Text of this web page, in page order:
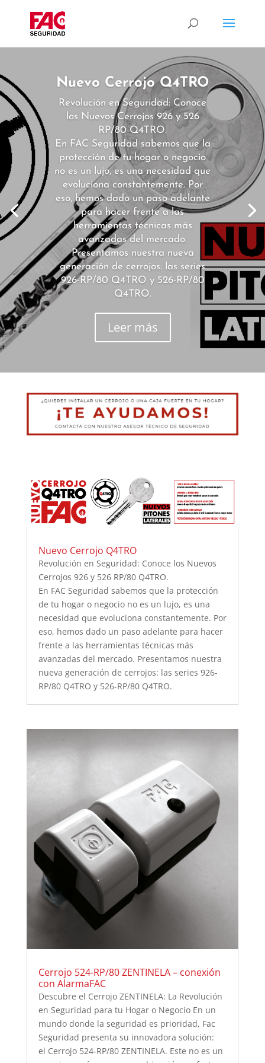
Nuevo Cerrojo Q4TRO
Revolución en Seguridad: Conoce
los Nuevos Cerrojos 926 y 526
RP/80 Q4TRO.
En FAC Seguridad sabemos que la
protección de tu hogar o negocio
no es un lujo, es una necesidad que
evoluciona constantemente. Por
eso, hemos dado un paso adelante
para hacer frente a las
herramientas técnicas más
avanzadas del mercado.
Presentamos nuestra nueva
generación de cerrojos: las series
926-RP/80 Q4TRO y 526-RP/80
Q4TRO.
Leer más
Nuevo Cerrojo Q4TRO
Revolución en Seguridad: Conoce los Nuevos
Cerrojos 926 y 526 RP/80 Q4TRO.
En FAC Seguridad sabemos que la protección
de tu hogar o negocio no es un lujo, es una
necesidad que evoluciona constantemente. Por
eso, hemos dado un paso adelante para hacer
frente a las herramientas técnicas más
avanzadas del mercado. Presentamos nuestra
nueva generación de cerrojos: las series 926-
RP/80 Q4TRO y 526-RP/80 Q4TRO.
Cerrojo 524-RP/80 ZENTINELA – conexión
con AlarmaFAC
Descubre el Cerrojo ZENTINELA: La Revolución
en Seguridad para tu Hogar o Negocio En un
mundo donde la seguridad es prioridad, Fac
Seguridad presenta su innovadora solución:
el Cerrojo 524-RP/80 ZENTINELA. Este no es un